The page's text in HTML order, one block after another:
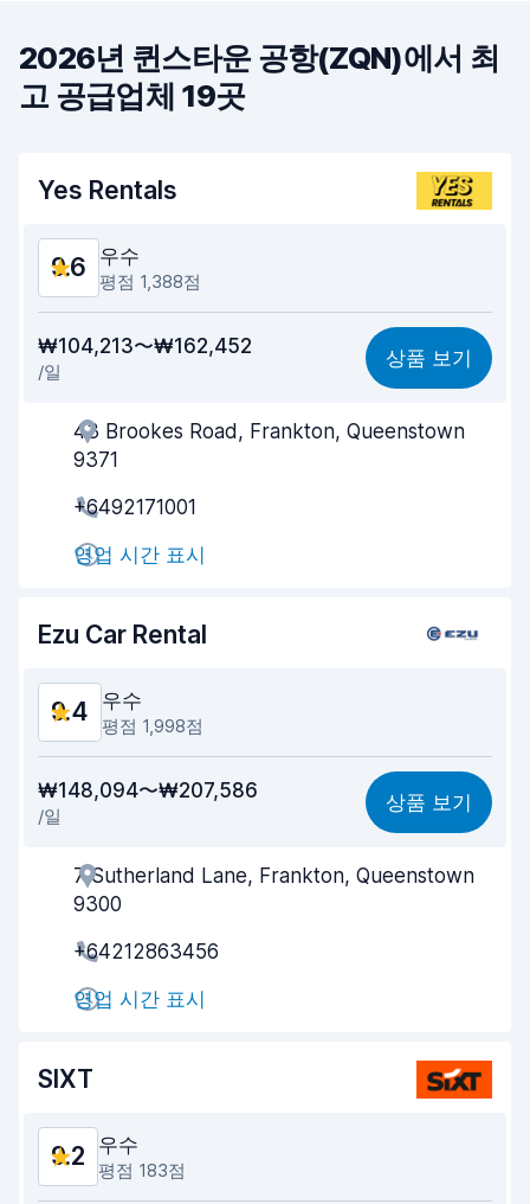
2026년 퀸스타운 공항(ZQN)에서 최
고 공급업체 19곳
Yes Rentals
9.6 우수
평점 1,388점
9.6
찾기 쉬움 9.7
업체의 고객 지원 9.5
차량 상태 9.4
₩104,213〜₩162,452
/일
상품 보기
43 Brookes Road, Frankton, Queenstown
9371
+6492171001
영업 시간 표시
Ezu Car Rental
9.4 우수
평점 1,998점
9.4
찾기 쉬움 9.4
업체의 고객 지원 9.5
차량 상태 9.2
₩148,094〜₩207,586
/일
상품 보기
7 Sutherland Lane, Frankton, Queenstown
9300
+64212863456
영업 시간 표시
SIXT
9.2 우수
평점 183점